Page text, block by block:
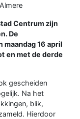
Almere
Centrum zijn
De
16 april
en met de derde
gescheiden
Na het
blik,
Hierdoor